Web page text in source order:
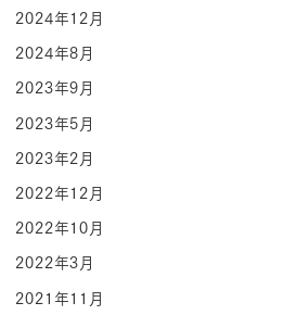
2024年12月
2024年8月
2023年9月
2023年5月
2023年2月
2022年12月
2022年10月
2022年3月
2021年11月